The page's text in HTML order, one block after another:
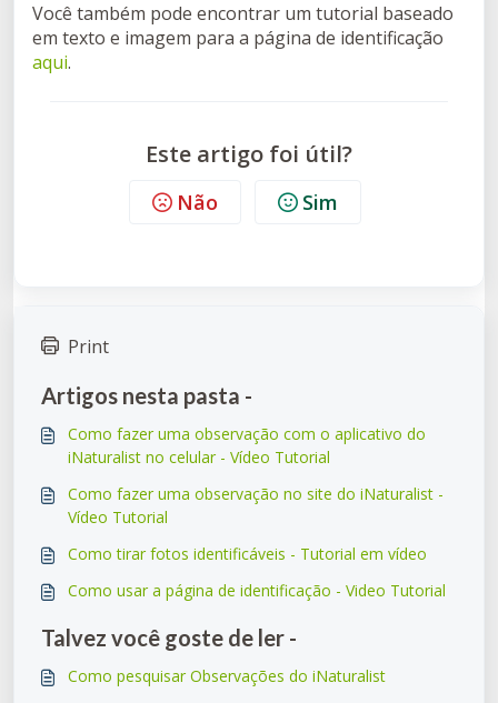
Você também pode encontrar um tutorial baseado
em texto e imagem para a página de identificação
aqui.
Este artigo foi útil?
Não Sim
Print
Artigos nesta pasta -
Como fazer uma observação com o aplicativo do
iNaturalist no celular - Vídeo Tutorial
Como fazer uma observação no site do iNaturalist -
Vídeo Tutorial
Como tirar fotos identificáveis ​​- Tutorial em vídeo
Como usar a página de identificação - Video Tutorial
Talvez você goste de ler -
Como pesquisar Observações do iNaturalist